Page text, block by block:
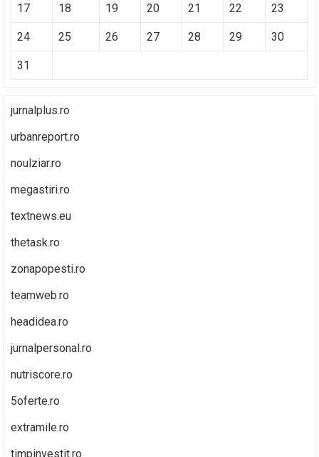
17 18 19 20 21 22 23
24 25 26 27 28 29 30
31
jurnalplus.ro
urbanreport.ro
noulziar.ro
megastiri.ro
textnews.eu
thetask.ro
zonapopesti.ro
teamweb.ro
headidea.ro
jurnalpersonal.ro
nutriscore.ro
5oferte.ro
extramile.ro
timpinvestit.ro